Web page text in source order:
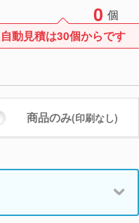
0 個
自動見積は30個からです
商品のみ(印刷なし)